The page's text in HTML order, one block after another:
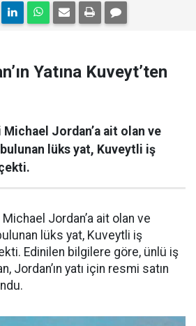
Yatına Kuveyt’ten
Jordan’a ait olan ve
lüks yat, Kuveytli iş
Jordan’a ait olan ve
lüks yat, Kuveytli iş
Edinilen bilgilere göre, ünlü iş
Jordan’ın yatı için resmi satın